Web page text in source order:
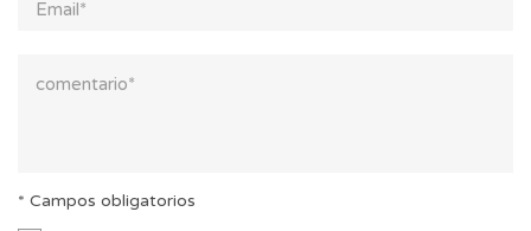
* Campos obligatorios